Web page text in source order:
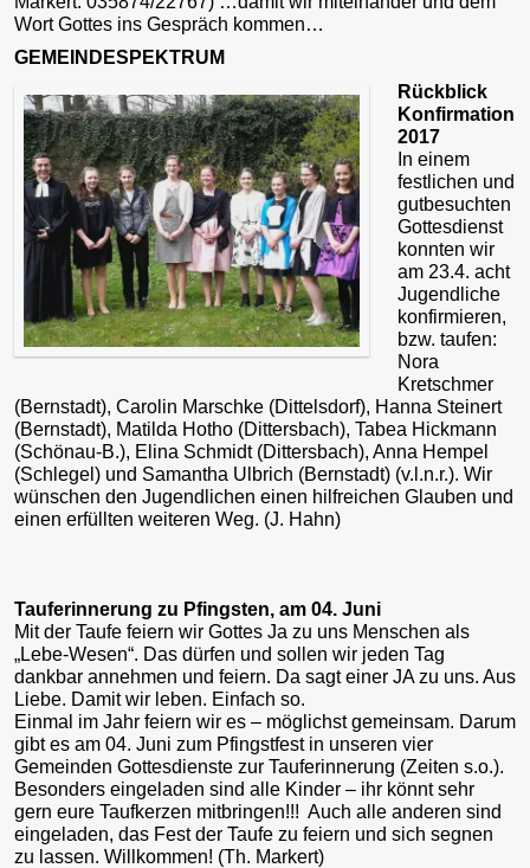
Wort Gottes ins Gespräch kommen…
GEMEINDESPEKTRUM
Rückblick
Konfirmation
2017
In einem
festlichen und
gutbesuchten
Gottesdienst
konnten wir
am 23.4. acht
Jugendliche
konfirmieren,
bzw. taufen:
Nora
Kretschmer
(Bernstadt), Carolin Marschke (Dittelsdorf), Hanna Steinert
(Bernstadt), Matilda Hotho (Dittersbach), Tabea Hickmann
(Schönau-B.), Elina Schmidt (Dittersbach), Anna Hempel
(Schlegel) und Samantha Ulbrich (Bernstadt) (v.l.n.r.). Wir
wünschen den Jugendlichen einen hilfreichen Glauben und
einen erfüllten weiteren Weg. (J. Hahn)
Tauferinnerung zu Pfingsten, am 04. Juni
Mit der Taufe feiern wir Gottes Ja zu uns Menschen als
„Lebe-Wesen“. Das dürfen und sollen wir jeden Tag
dankbar annehmen und feiern. Da sagt einer JA zu uns. Aus
Liebe. Damit wir leben. Einfach so.
Einmal im Jahr feiern wir es – möglichst gemeinsam. Darum
gibt es am 04. Juni zum Pfingstfest in unseren vier
Gemeinden Gottesdienste zur Tauferinnerung (Zeiten s.o.).
Besonders eingeladen sind alle Kinder – ihr könnt sehr
gern eure Taufkerzen mitbringen!!! Auch alle anderen sind
eingeladen, das Fest der Taufe zu feiern und sich segnen
zu lassen. Willkommen! (Th. Markert)